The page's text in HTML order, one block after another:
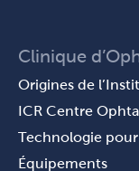
Clinique
Origines de
ICR Centre
Technologie
Équipements